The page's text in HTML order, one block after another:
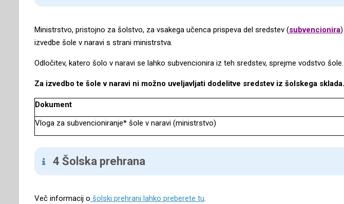
Ministrstvo, pristojno za šolstvo, za vsakega učenca prispeva del sredstev (subvencionira
izvedbe šole v naravi s strani ministrstva.
Odločitev, katero šolo v naravi se lahko subvencionira iz teh sredstev, sprejme vodstvo šole.
Za izvedbo te šole v naravi ni možno uveljavljati dodelitve sredstev iz šolskega sklada.
Dokument
Vloga za subvencioniranje* šole v naravi (ministrstvo)
4 Šolska prehrana
Več informacij o šolski prehrani lahko preberete tu.